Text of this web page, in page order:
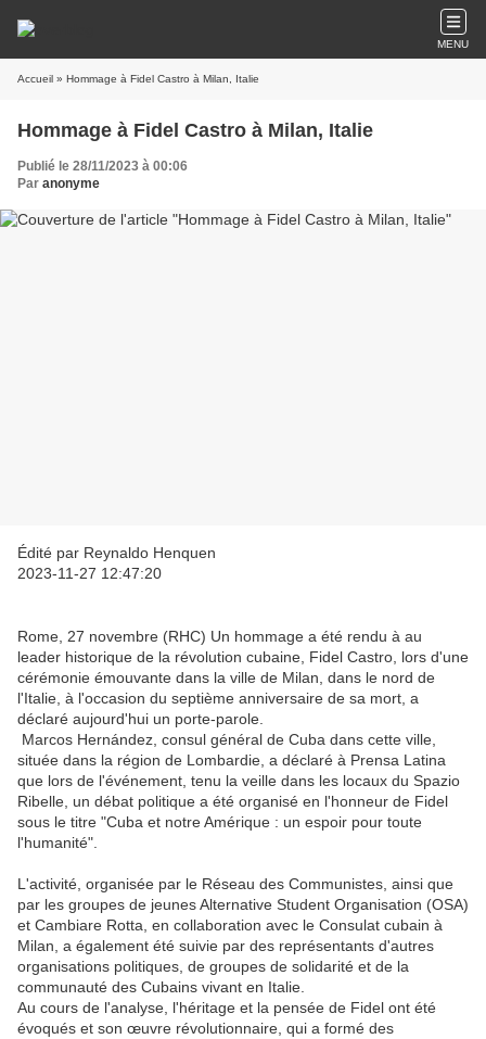
MENU
Accueil » Hommage à Fidel Castro à Milan, Italie
Hommage à Fidel Castro à Milan, Italie
Publié le 28/11/2023 à 00:06
Par anonyme
Édité par Reynaldo Henquen
2023-11-27 12:47:20
Rome, 27 novembre (RHC) Un hommage a été rendu à au
leader historique de la révolution cubaine, Fidel Castro, lors d'une
cérémonie émouvante dans la ville de Milan, dans le nord de
l'Italie, à l'occasion du septième anniversaire de sa mort, a
déclaré aujourd'hui un porte-parole.
Marcos Hernández, consul général de Cuba dans cette ville,
située dans la région de Lombardie, a déclaré à Prensa Latina
que lors de l'événement, tenu la veille dans les locaux du Spazio
Ribelle, un débat politique a été organisé en l'honneur de Fidel
sous le titre "Cuba et notre Amérique : un espoir pour toute
l'humanité".
L'activité, organisée par le Réseau des Communistes, ainsi que
par les groupes de jeunes Alternative Student Organisation (OSA)
et Cambiare Rotta, en collaboration avec le Consulat cubain à
Milan, a également été suivie par des représentants d'autres
organisations politiques, de groupes de solidarité et de la
communauté des Cubains vivant en Italie.
Au cours de l'analyse, l'héritage et la pensée de Fidel ont été
évoqués et son œuvre révolutionnaire, qui a formé des